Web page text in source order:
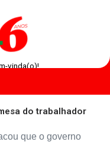
vinda(o)!
do trabalhador
que o governo